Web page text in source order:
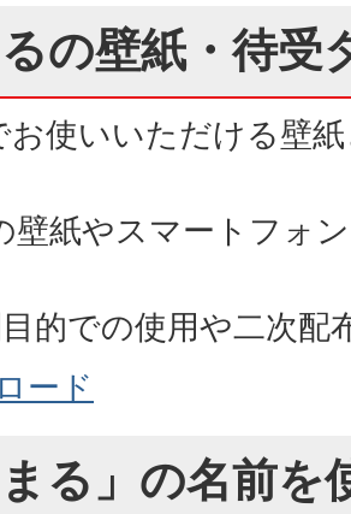
の壁紙・待受
お使いいただける壁
壁紙やスマートフォ
的での使用や二次配
ード
まる」の名前を